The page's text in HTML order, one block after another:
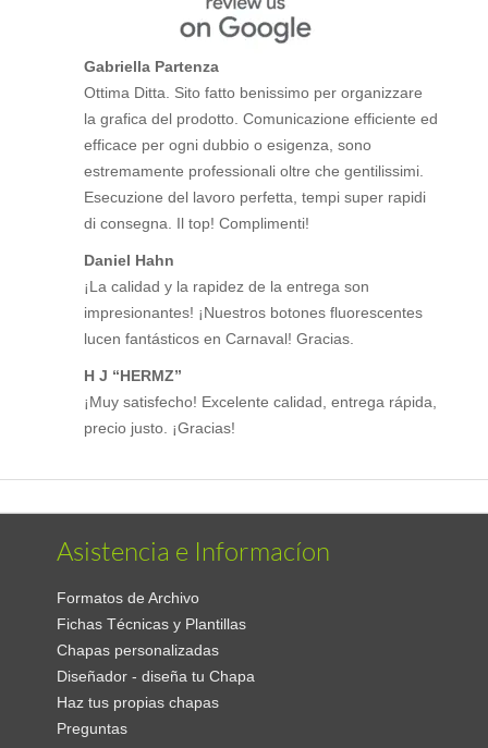
Gabriella Partenza
Ottima Ditta. Sito fatto benissimo per organizzare
la grafica del prodotto. Comunicazione efficiente ed
efficace per ogni dubbio o esigenza, sono
estremamente professionali oltre che gentilissimi.
Esecuzione del lavoro perfetta, tempi super rapidi
di consegna. Il top! Complimenti!
Daniel Hahn
¡La calidad y la rapidez de la entrega son
impresionantes! ¡Nuestros botones fluorescentes
lucen fantásticos en Carnaval! Gracias.
H J “HERMZ”
¡Muy satisfecho! Excelente calidad, entrega rápida,
precio justo. ¡Gracias!
Asistencia e Informacíon
Formatos de Archivo
Fichas Técnicas y Plantillas
Chapas personalizadas
Diseñador - diseña tu Chapa
Haz tus propias chapas
Preguntas